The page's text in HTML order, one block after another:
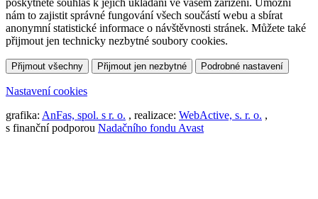
poskytnete souhlas k jejich ukládání ve vašem zařízení. Umožní
nám to zajistit správné fungování všech součástí webu a sbírat
anonymní statistické informace o návštěvnosti stránek. Můžete také
přijmout jen technicky nezbytné soubory cookies.
Přijmout všechny Přijmout jen nezbytné Podrobné nastavení
Nastavení cookies
grafika: AnFas, spol. s r. o. , realizace: WebActive, s. r. o. ,
s finanční podporou Nadačního fondu Avast